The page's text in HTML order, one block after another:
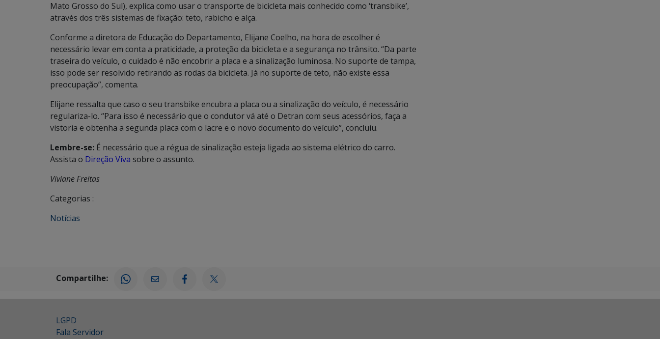
Mato Grosso do Sul), explica como usar o transporte de bicicleta mais conhecido como ‘transbike’,
através dos três sistemas de fixação: teto, rabicho e alça.
Conforme a diretora de Educação do Departamento, Elijane Coelho, na hora de escolher é
necessário levar em conta a praticidade, a proteção da bicicleta e a segurança no trânsito. “Da parte
traseira do veículo, o cuidado é não encobrir a placa e a sinalização luminosa. No suporte de tampa,
isso pode ser resolvido retirando as rodas da bicicleta. Já no suporte de teto, não existe essa
preocupação”, comenta.
Elijane ressalta que caso o seu transbike encubra a placa ou a sinalização do veículo, é necessário
regulariza-lo. “Para isso é necessário que o condutor vá até o Detran com seus acessórios, faça a
vistoria e obtenha a segunda placa com o lacre e o novo documento do veículo”, concluiu.
Lembre-se: É necessário que a régua de sinalização esteja ligada ao sistema elétrico do carro.
Assista o Direção Viva sobre o assunto.
Viviane Freitas
Categorias :
Notícias
Compartilhe:
LGPD
Fala Servidor